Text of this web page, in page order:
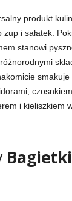
produkt
i sałatek.
stanowi
i kieliszkiem
Bagietki